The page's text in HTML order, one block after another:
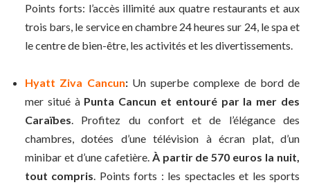
Points forts: l’accès illimité aux quatre restaurants et aux
trois bars, le service en chambre 24 heures sur 24, le spa et
le centre de bien-être, les activités et les divertissements.
Hyatt Ziva Cancun: Un superbe complexe de bord de
mer situé àPunta Cancun et entouré par la mer des
Caraïbes. Profitez du confort et de l’élégance des
chambres, dotées d’une télévision à écran plat, d’un
minibar et d’une cafetière. À partir de 570 euros la nuit,
tout compris. Points forts : les spectacles et les sports